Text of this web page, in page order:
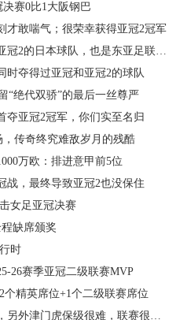
赛0比1大阪钢巴
才敢喘气；很荣幸获得亚冠2冠军
2的日本球队，也是东亚足联首队
时夺得过亚冠和亚冠2的球队
“绝代双骄”的最后一丝尊严
夺亚冠2冠军，你们实至名归
传奇终究难敌岁月的残酷
万欧：排进意甲前5位
战，最终导致亚冠2也没保住
女足亚冠决赛
缺席颁奖
时
26赛季亚冠二级联赛MVP
个精英席位+1个二级联赛席位
外津门虎保级很难，联赛很无聊